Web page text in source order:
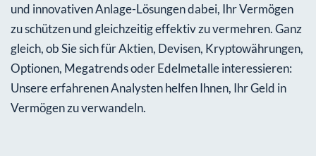
und innovativen Anlage-Lösungen dabei, Ihr Vermögen
zu schützen und gleichzeitig effektiv zu vermehren. Ganz
gleich, ob Sie sich für Aktien, Devisen, Kryptowährungen,
Optionen, Megatrends oder Edelmetalle interessieren:
Unsere erfahrenen Analysten helfen Ihnen, Ihr Geld in
Vermögen zu verwandeln.